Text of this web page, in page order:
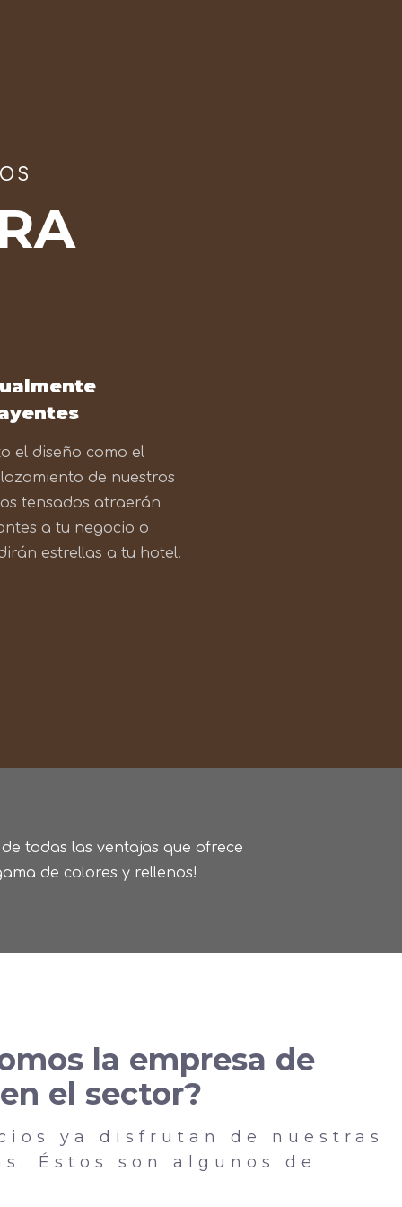
el diseño como el
de nuestros
tensados atraerán
a tu negocio o
estrellas a tu hotel.
todas las ventajas que ofrece
de colores y rellenos!
la empresa de
el sector?
ya disfrutan de nuestras
Éstos son algunos de